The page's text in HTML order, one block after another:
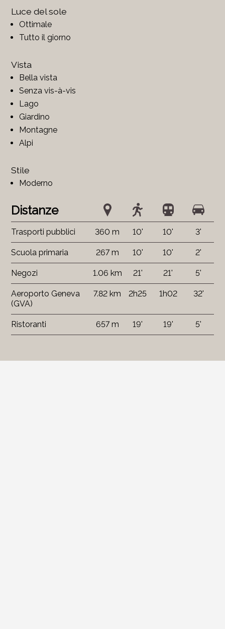
Luce del sole
Ottimale
Tutto il giorno
Vista
Bella vista
Senza vis-à-vis
Lago
Giardino
Montagne
Alpi
Stile
Moderno
Distanze
Trasporti pubblici 360 m 10' 10' 3'
Scuola primaria 267 m 10' 10' 2'
Negozi 1.06 km 21' 21' 5'
Aeroporto Geneva
(GVA)
7.82 km 2h25 1h02 32'
Ristoranti 657 m 19' 19' 5'